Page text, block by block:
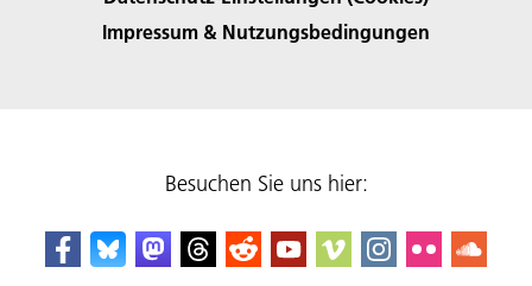
Impressum & Nutzungsbedingungen
Besuchen Sie uns hier: